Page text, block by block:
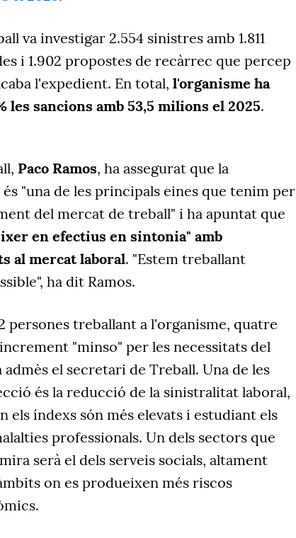
va investigar 2.554 sinistres amb 1.811
i 1.902 propostes de recàrrec que percep
l'expedient. En total, l'organisme ha
les sancions amb 53,5 milions el 2025.
Paco Ramos, ha assegurat que la
"una de les principals eines que tenim per
del mercat de treball" i ha apuntat que
en efectius en sintonia" amb
al mercat laboral. "Estem treballant
ha dit Ramos.
persones treballant a l'organisme, quatre
"minso" per les necessitats del
el secretari de Treball. Una de les
és la reducció de la sinistralitat laboral,
els índexs són més elevats i estudiant els
professionals. Un dels sectors que
serà el dels serveis socials, altament
on es produeixen més riscos